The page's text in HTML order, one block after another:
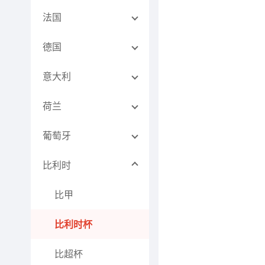
法国
德国
意大利
荷兰
葡萄牙
比利时
比甲
比利时杯
比超杯